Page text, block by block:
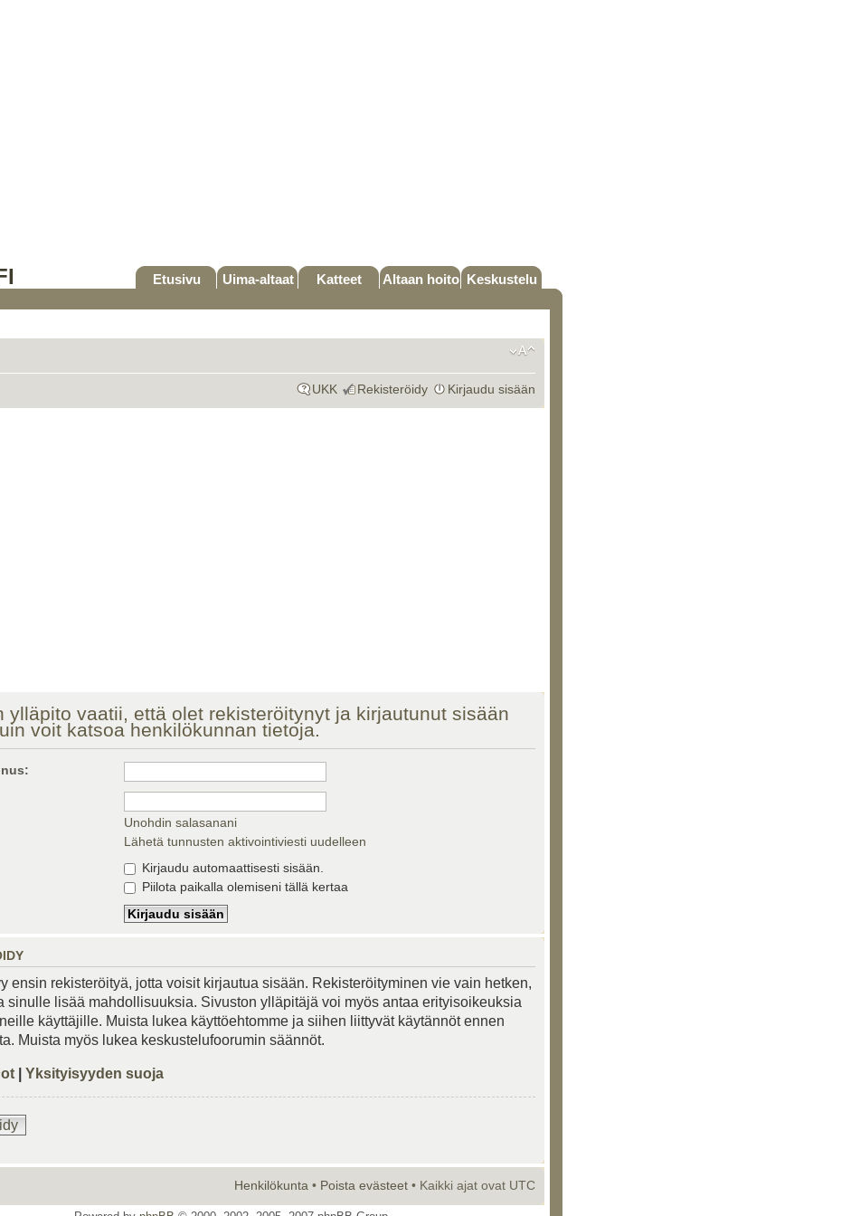
Etusivu Uima-altaat Katteet Altaan hoito Keskustelu
UKK Rekisteröidy Kirjaudu sisään
ylläpito vaatii, että olet rekisteröitynyt ja kirjautunut sisään
voit katsoa henkilökunnan tietoja.
Unohdin salasanani
Lähetä tunnusten aktivointiviesti uudelleen
Kirjaudu automaattisesti sisään.
Piilota paikalla olemiseni tällä kertaa
ensin rekisteröityä, jotta voisit kirjautua sisään. Rekisteröityminen vie vain hetken,
sinulle lisää mahdollisuuksia. Sivuston ylläpitäjä voi myös antaa erityisoikeuksia
käyttäjille. Muista lukea käyttöehtomme ja siihen liittyvät käytännöt ennen
Muista myös lukea keskustelufoorumin säännöt.
Yksityisyyden suoja
Henkilökunta • Poista evästeet • Kaikki ajat ovat UTC